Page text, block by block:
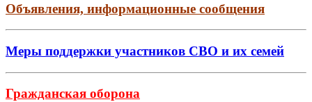
Объявления, информационные сообщения
Меры поддержки участников СВО и их семей
Гражданская оборона